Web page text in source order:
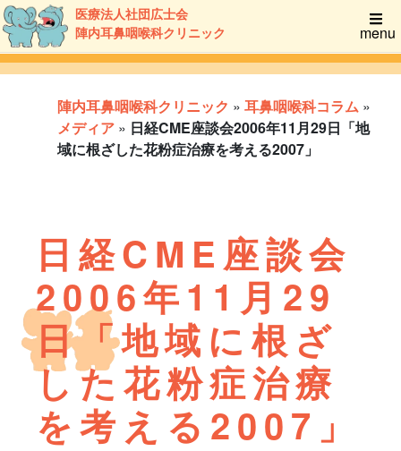
医療法人社団広士会
陣内耳鼻咽喉科クリニック
menu
陣内耳鼻咽喉科クリニック » 耳鼻咽喉科コラム »
メディア » 日経CME座談会2006年11月29日「地
域に根ざした花粉症治療を考える2007」
日経CME座談会
2006年11月29
日「地域に根ざ
した花粉症治療
を考える2007」